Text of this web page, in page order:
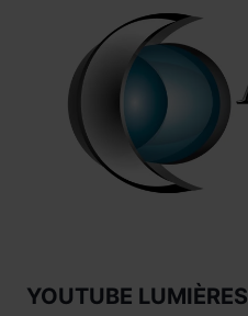
YOUTUBE LUMIÈRES